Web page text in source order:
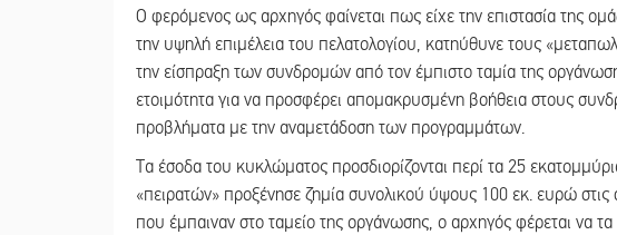
Ο φερόμενος ως αρχηγός φαίνεται πως είχε την επιστασία της
την υψηλή επιμέλεια του πελατολογίου, κατηύθυνε τους
την είσπραξη των συνδρομών από τον έμπιστο ταμία της
ετοιμότητα για να προσφέρει απομακρυσμένη βοήθεια στους
προβλήματα με την αναμετάδοση των προγραμμάτων.
Τα έσοδα του κυκλώματος προσδιορίζονται περί τα 25
«πειρατών» προξένησε ζημία συνολικού ύψους 100 εκ. ευρώ στις
που έμπαιναν στο ταμείο της οργάνωσης, ο αρχηγός φέρεται να τα